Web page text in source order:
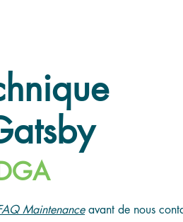
Maintenanceavant de nous